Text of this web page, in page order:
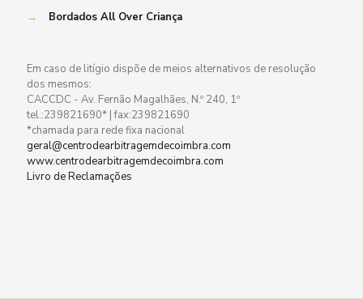
→
Bordados All Over Criança
Em caso de litígio dispõe de meios alternativos de resolução
dos mesmos:
CACCDC - Av. Fernão Magalhães, N.º 240, 1º
tel.:239821690* | fax:239821690
*chamada para rede fixa nacional
geral@centrodearbitragemdecoimbra.com
www.centrodearbitragemdecoimbra.com
Livro de Reclamações